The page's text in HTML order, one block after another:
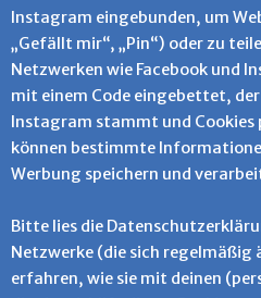
Instagram eingebunden, um
„Gefällt mir“, „Pin“) oder zu
Netzwerken wie Facebook und
mit einem Code eingebettet, der
Instagram stammt und Cookies
können bestimmte
Werbung speichern und
Bitte lies die
Netzwerke (die sich regelmäßig
erfahren, wie sie mit deinen